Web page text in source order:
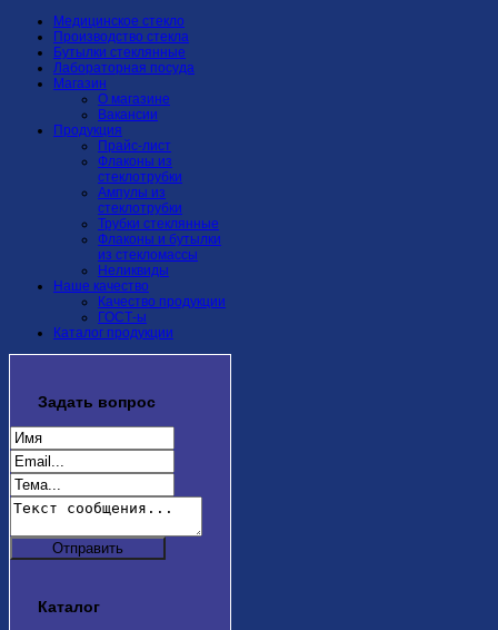
Медицинское стекло
Производство стекла
Бутылки стеклянные
Лабораторная посуда
Магазин
О магазине
Вакансии
Продукция
Прайс-лист
Флаконы из
стеклотрубки
Ампулы из
стеклотрубки
Трубки стеклянные
Флаконы и бутылки
из стекломассы
Неликвиды
Наше качество
Качество продукции
ГОСТ-ы
Каталог продукции
Задать вопрос
Каталог